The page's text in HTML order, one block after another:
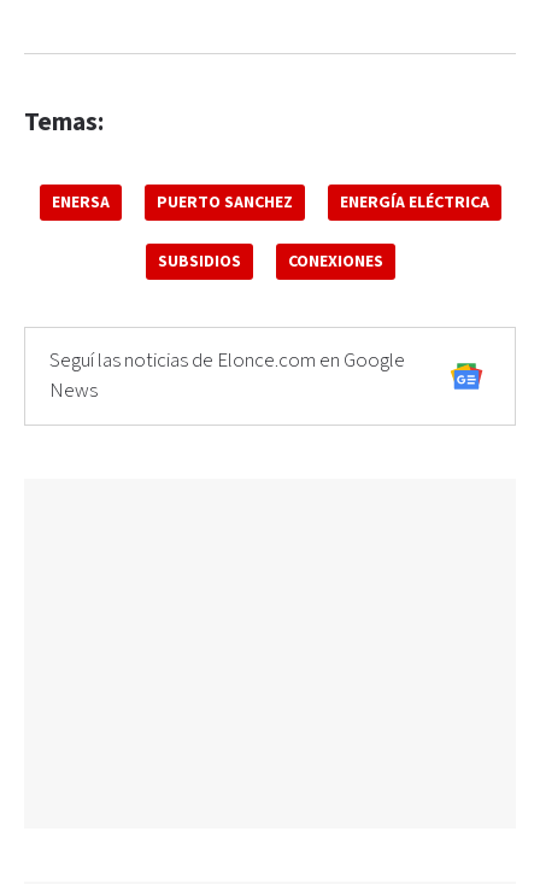
Temas:
ENERSA PUERTO SANCHEZ ENERGÍA ELÉCTRICA
SUBSIDIOS CONEXIONES
Seguí las noticias de Elonce.com en Google
News